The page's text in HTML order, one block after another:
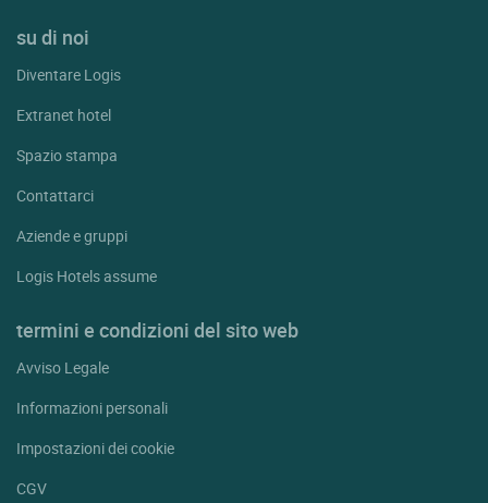
su di noi
Diventare Logis
Extranet hotel
Spazio stampa
Contattarci
Aziende e gruppi
Logis Hotels assume
termini e condizioni del sito web
Avviso Legale
Informazioni personali
Impostazioni dei cookie
CGV